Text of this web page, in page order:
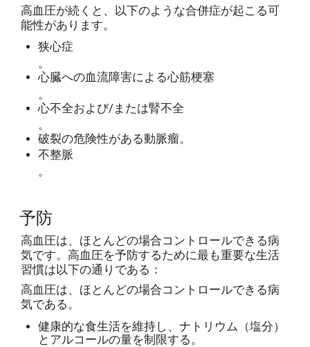
高血圧が続くと、以下のような合併症が起こる可
能性があります。
狭心症
。
心臓への血流障害による心筋梗塞
。
心不全および/または腎不全
。
破裂の危険性がある動脈瘤。
不整脈
。
予防
高血圧は、ほとんどの場合コントロールできる病
気です。高血圧を予防するために最も重要な生活
習慣は以下の通りである：
高血圧は、ほとんどの場合コントロールできる病
気である。
健康的な食生活を維持し、ナトリウム（塩分）
とアルコールの量を制限する。